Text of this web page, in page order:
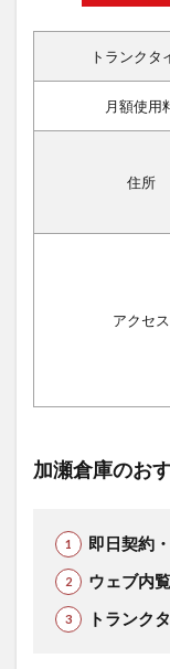
トランクタ
月額使用
住所
アクセス
加瀬倉庫のお
即日契約
ウェブ内
トランク